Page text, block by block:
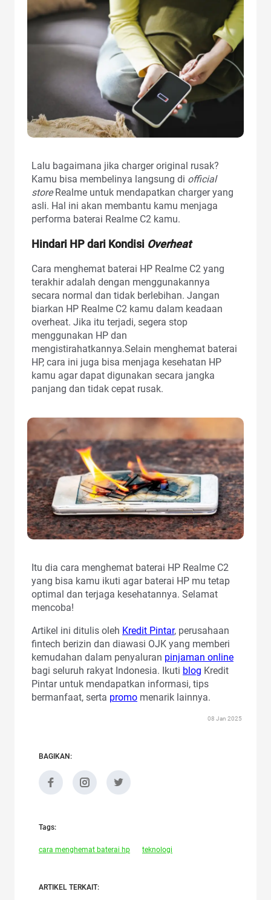
Lalu bagaimana jika charger original rusak?
Kamu bisa membelinya langsung di official
storeRealme untuk mendapatkan charger yang
asli. Hal ini akan membantu kamu menjaga
performa baterai Realme C2 kamu.
Hindari HP dari Kondisi Overheat
Cara menghemat baterai HP Realme C2 yang
terakhir adalah dengan menggunakannya
secara normal dan tidak berlebihan. Jangan
biarkan HP Realme C2 kamu dalam keadaan
overheat. Jika itu terjadi, segera stop
menggunakan HP dan
mengistirahatkannya.Selain menghemat baterai
HP, cara ini juga bisa menjaga kesehatan HP
kamu agar dapat digunakan secara jangka
panjang dan tidak cepat rusak.
Itu dia cara menghemat baterai HP Realme C2
yang bisa kamu ikuti agar baterai HP mu tetap
optimal dan terjaga kesehatannya. Selamat
mencoba!
Artikel ini ditulis oleh Kredit Pintar, perusahaan
fintech berizin dan diawasi OJK yang memberi
kemudahan dalam penyaluran pinjaman online
bagi seluruh rakyat Indonesia. Ikuti blog Kredit
Pintar untuk mendapatkan informasi, tips
bermanfaat, serta promo menarik lainnya.
08 Jan 2025
BAGIKAN:
Tags:
cara menghemat baterai hp teknologi
ARTIKEL TERKAIT: